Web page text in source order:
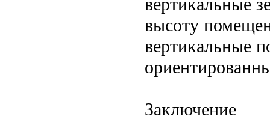
вертикальные
высоту
вертикальные
Заключение